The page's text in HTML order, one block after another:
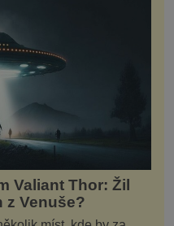
Valiant Thor: Žil
z Venuše?